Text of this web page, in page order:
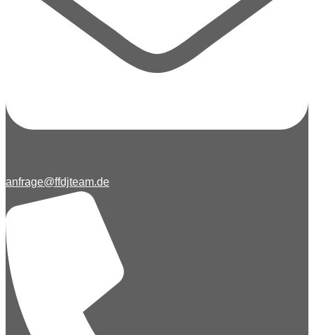
anfrage@ffdjteam.de